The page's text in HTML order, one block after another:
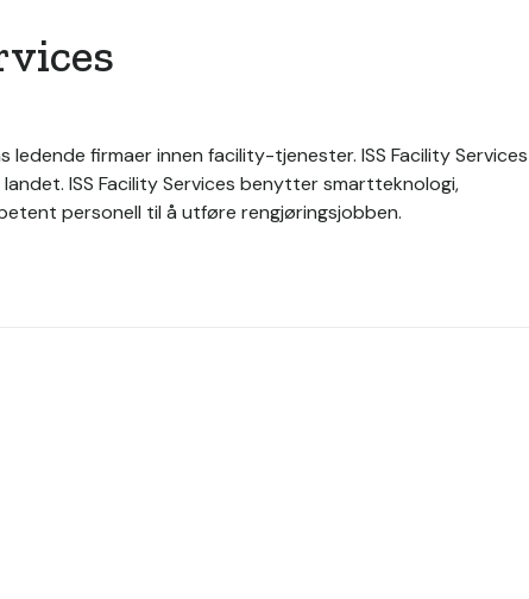
ledende firmaer innen facility-tjenester. ISS Facility Services
ISS Facility Services benytter smartteknologi,
personell til å utføre rengjøringsjobben.